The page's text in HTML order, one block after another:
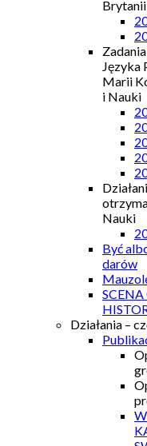
Brytanii
Języka
Marii
i Nauki
Nauki
Być
darów
Działania –